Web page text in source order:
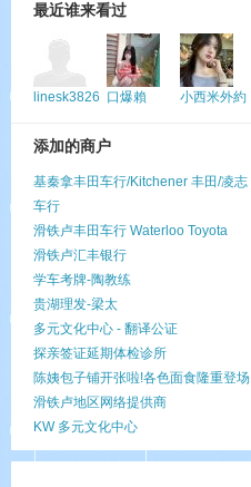
最近谁来看过
linesk3826 口爆賴
小西米外約
添加的商户
基秦拿丰田车行/Kitchener 丰田/凌志
车行
滑铁卢丰田车行 Waterloo Toyota
滑铁卢汇丰银行
学车考牌-陶教练
贵湖理发-梁太
多元文化中心 - 翻译公证
探亲签证延期体检诊所
陈姨包子铺开张啦!各色面食隆重登场
滑铁卢地区网络提供商
KW 多元文化中心